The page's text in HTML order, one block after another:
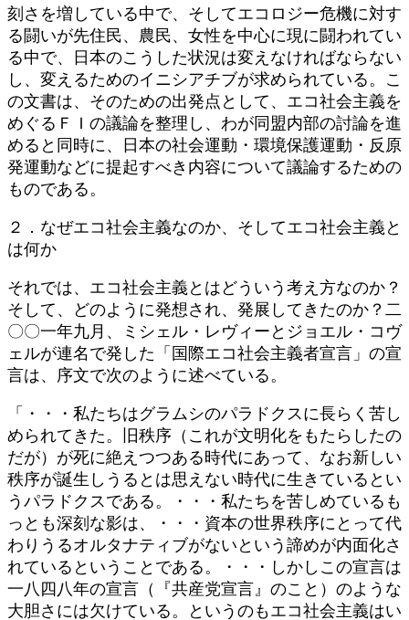
刻さを増している中で、そしてエコロジー危機に対す
る闘いが先住民、農民、女性を中心に現に闘われてい
る中で、日本のこうした状況は変えなければならない
し、変えるためのイニシアチブが求められている。こ
の文書は、そのための出発点として、エコ社会主義を
めぐるＦＩの議論を整理し、わが同盟内部の討論を進
めると同時に、日本の社会運動・環境保護運動・反原
発運動などに提起すべき内容について議論するための
ものである。
２．なぜエコ社会主義なのか、そしてエコ社会主義と
は何か
それでは、エコ社会主義とはどういう考え方なのか？
そして、どのように発想され、発展してきたのか？二
〇〇一年九月、ミシェル・レヴィーとジョエル・コヴ
ェルが連名で発した「国際エコ社会主義者宣言」の宣
言は、序文で次のように述べている。
「・・・私たちはグラムシのパラドクスに長らく苦し
められてきた。旧秩序（これが文明化をもたらしたの
だが）が死に絶えつつある時代にあって、なお新しい
秩序が誕生しうるとは思えない時代に生きているとい
うパラドクスである。・・・私たちを苦しめているも
っとも深刻な影は、・・・資本の世界秩序にとって代
わりうるオルタナティブがないという諦めが内面化さ
れているということである。・・・しかしこの宣言は
一八四八年の宣言（『共産党宣言』のこと）のような
大胆さには欠けている。というのもエコ社会主義はい